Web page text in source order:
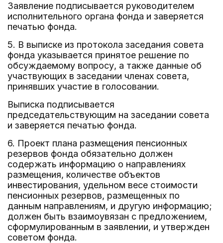
Заявление подписывается руководителем
исполнительного органа фонда и заверяется
печатью фонда.
5. В выписке из протокола заседания совета
фонда указывается принятое решение по
обсуждаемому вопросу, а также данные об
участвующих в заседании членах совета,
принявших участие в голосовании.
Выписка подписывается
председательствующим на заседании совета
и заверяется печатью фонда.
6. Проект плана размещения пенсионных
резервов фонда обязательно должен
содержать информацию о направлениях
размещения, количестве объектов
инвестирования, удельном весе стоимости
пенсионных резервов, размещенных по
данным направлениям, и другую информацию;
должен быть взаимоувязан с предложением,
сформулированным в заявлении, и утвержден
советом фонда.